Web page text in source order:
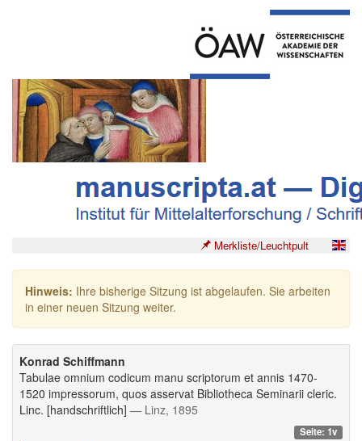
Merkliste/Leuchtpult
Hinweis: Ihre bisherige Sitzung ist abgelaufen. Sie arbeiten
in einer neuen Sitzung weiter.
Konrad Schiffmann
Tabulae omnium codicum manu scriptorum et annis 1470-
1520 impressorum, quos asservat Bibliotheca Seminarii cleric.
Linc. [handschriftlich] — Linz, 1895
Seite: 1v